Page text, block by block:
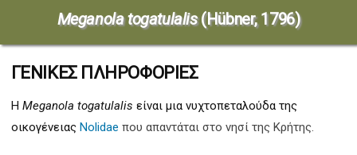
Meganola togatulalis(Hübner, 1796)
ΓΕΝΙΚΕΣ ΠΛΗΡΟΦΟΡΙΕΣ
Η Meganola togatulalis είναι μια νυχτοπεταλούδα της
οικογένειας Nolidae που απαντάται στο νησί της Κρήτης.